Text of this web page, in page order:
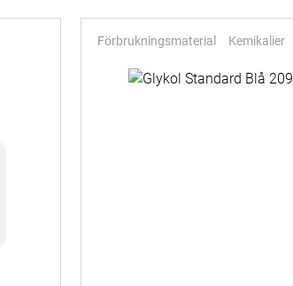
Förbrukningsmaterial Kemikalier